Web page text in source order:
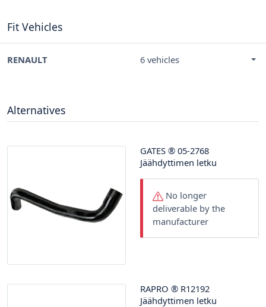
Fit Vehicles
RENAULT 6 vehicles
Alternatives
GATES ® 05-2768
Jäähdyttimen letku
No longer
deliverable by the
manufacturer
RAPRO ® R12192
Jäähdyttimen letku